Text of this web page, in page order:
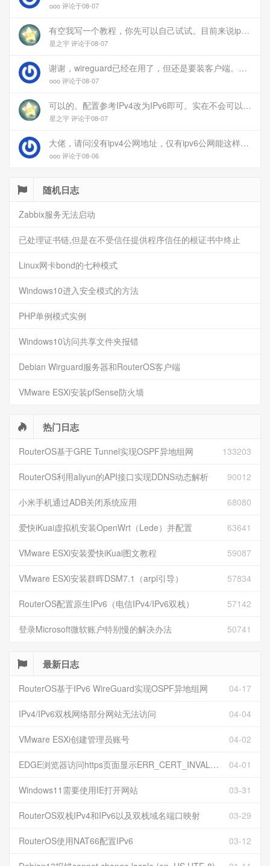
ooo 评论于08-07
有空我写一个教程，你先可以自己试试。目前来说ipv6应该没问题的。
星之宇 评论于08-07
谢谢，wireguard已经在用了，但还是要装客户端。您这个方案连客户端都免了
ooo 评论于08-07
可以的。配置参考IPv4改为IPv6即可。实在不会可以用wireguard，这个简单和稳定
星之宇 评论于08-07
大佬，请问没有ipv4公网地址，仅有ipv6公网能这样玩吗？
ooo 评论于08-06
随机日志
Zabbix服务无法启动
已处理证书链,但是在不受信任提供程序信任的根证书中终止
Linux网卡bond的七种模式
Windows10进入安全模式的方法
PHP单例模式实例
Windows10访问共享文件夹报错
Debian Wirguard服务器和RouterOS客户端
VMware ESXi安装pfSense防火墙
热门日志
133203
RouterOS基于GRE Tunnel实现OSPF异地组网
90012
RouterOS利用aliyun的API接口实现DDNS动态解析
68080
小米手机通过ADB关闭系统应用
63641
爱快iKuai虚拟机安装OpenWrt（Lede）并配置
59087
VMware ESXi安装爱快iKuai图文教程
57834
VMware ESXi安装群晖DSM7.1（arpl引导）
57142
RouterOS配置原生IPv6（电信IPv4/IPv6双栈）
50741
登录Microsoft微软账户特别慢的解决办法
最新日志
04-17
RouterOS基于IPv6 WireGuard实现OSPF异地组网
04-04
IPv4/IPv6双栈网络部分网站无法访问
04-02
VMware ESXi创建管理员账号
04-01
EDGE浏览器访问https页面显示ERR_CERT_INVALID且无法跳过继续访问
03-31
Windows11需要使用IE打开网站
03-29
RouterOS双栈IPv4和IPv6以及双栈域名端口映射
03-12
RouterOS使用NAT66配置IPv6